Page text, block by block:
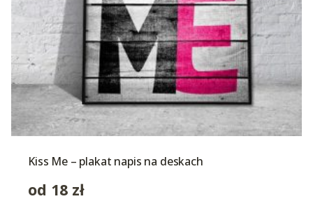
Kiss Me – plakat napis na deskach
od 18 zł